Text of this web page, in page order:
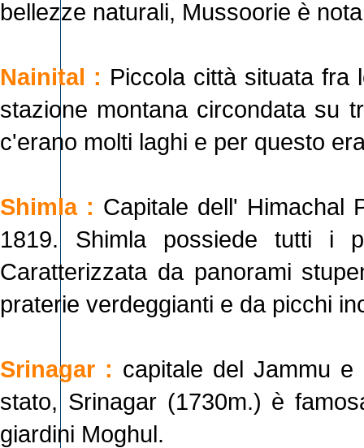
bellezze naturali, Mussoorie è
Nainital : Piccola città situata fra
stazione montana circondata su
c'erano molti laghi e per questo
Shimla : Capitale dell' Himachal
1819. Shimla possiede tutti i
Caratterizzata da panorami
praterie verdeggianti e da picchi
Srinagar : capitale del Jammu
stato, Srinagar (1730m.) è
giardini Moghul.